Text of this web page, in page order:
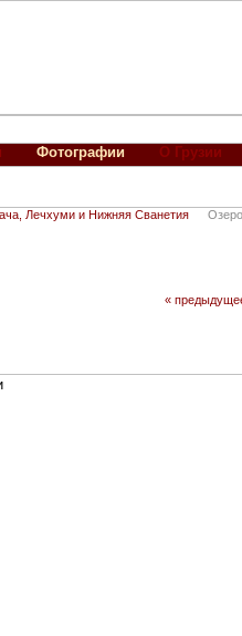
Фотографии О Грузии
Лечхуми и Нижняя Сванетия
«